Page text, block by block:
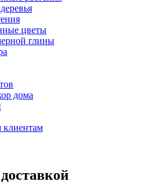
цветы
глины
дома